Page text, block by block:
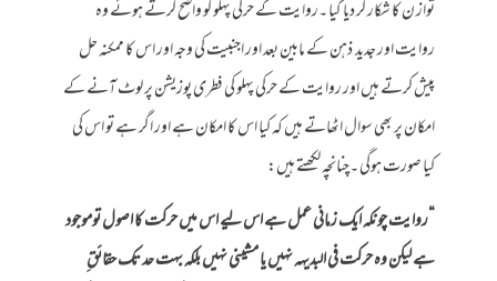
تواز ن کا شکار کر دیا گیا ۔روایت کے حرکی پہلو کو واضح کرتے ہوئے وہ
روایت اور جدید ذہن کے مابین بعد اور اجنبیت کی وجہ اور اس کا ممکنہ حل
پیش کرتے ہیں اور روایت کے حرکی پہلو کی فطری پوزیشن پر لوٹ آنے کے
امکان پر بھی سوال اٹھاتے ہیں کہ کیا اس کا امکان ہے اور اگر ہے تو اس کی
کیا صورت ہوگی ۔چنانچہ لکھتے ہیں:
“روایت چونکہ ایک زمانی عمل ہے اس لیے اس میں حرکت کا اصول توموجود
ہے لیکن وہ حرکت فی البدیہہ نہیں یا مشینی نہیں بلکہ بہت حد تک حقائق ِ